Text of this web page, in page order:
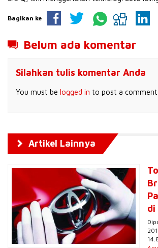
Bagikan ke
Belum ada komentar
Silahkan tulis komentar Anda
You must be logged in to post a comment.
Artikel Lainnya
di